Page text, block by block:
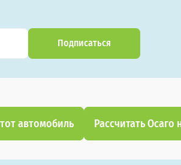
Подписаться
автомобиль Рассчитать Осаго